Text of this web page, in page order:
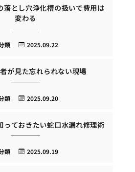
落とし穴浄化槽の扱いで費用は
変わる
2025.09.22
類
が見た忘れられない現場
2025.09.20
類
っておきたい蛇口水漏れ修理術
2025.09.19
類